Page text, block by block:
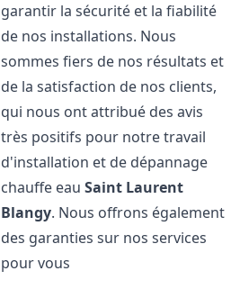
garantir la sécurité et la fiabilité
de nos installations. Nous
sommes fiers de nos résultats et
de la satisfaction de nos clients,
qui nous ont attribué des avis
très positifs pour notre travail
d'installation et de dépannage
chauffe eauSaint Laurent
Blangy. Nous offrons également
des garanties sur nos services
pour vous